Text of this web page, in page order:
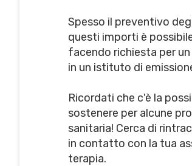
Spesso il preventivo
questi importi è
facendo richiesta per
in un istituto di
Ricordati che c'è la
sostenere per alcune
sanitaria! Cerca di
in contatto con la tua
terapia.